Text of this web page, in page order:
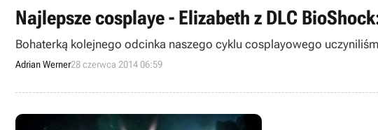
Najlepsze cosplaye - Elizabeth z DLC
Bohaterką kolejnego odcinka naszego cyklu cosplayowego
Adrian Werner28 czerwca 2014 06:59